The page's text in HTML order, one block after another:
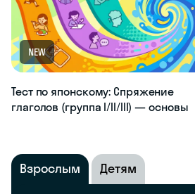
NEW
Тест по японскому: Спряжение
глаголов (группа I/II/III) — основы
Взрослым Детям